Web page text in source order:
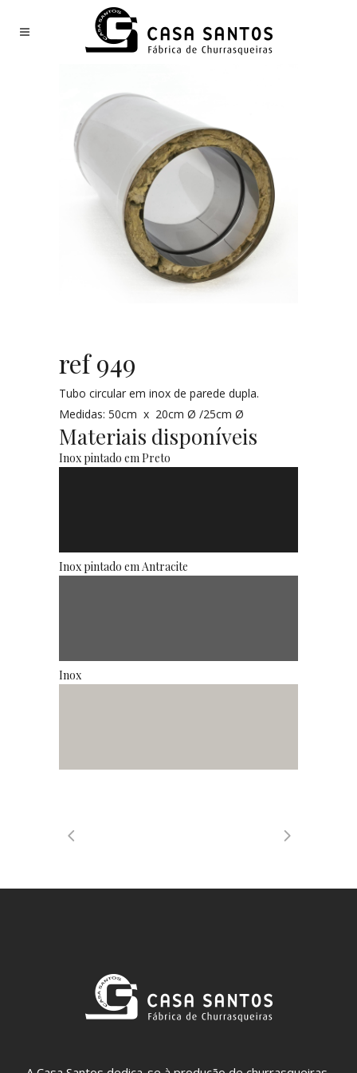
ref 949
Tubo circular em inox de parede dupla.
Medidas: 50cm x 20cm Ø /25cm Ø
Materiais disponíveis
Inox pintado em Preto
Inox pintado em Antracite
Inox